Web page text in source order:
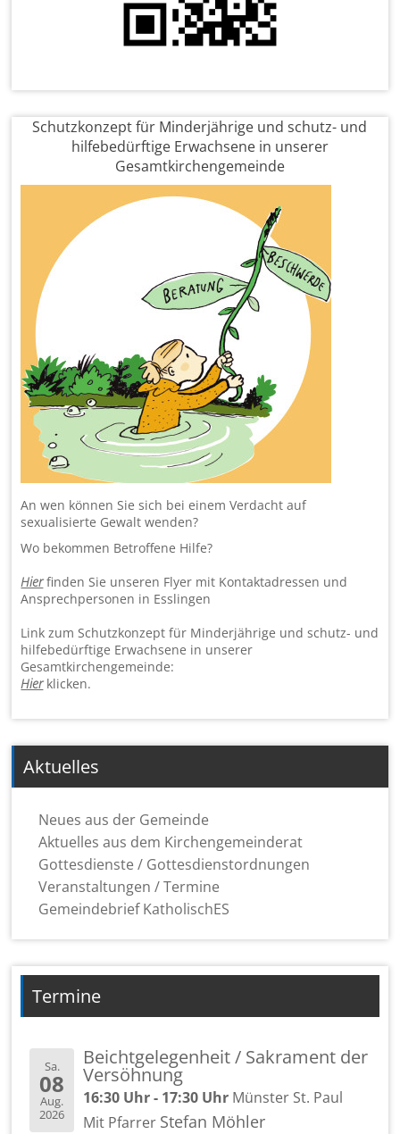
Schutzkonzept für Minderjährige und schutz- und
hilfebedürftige Erwachsene in unserer
Gesamtkirchengemeinde
An wen können Sie sich bei einem Verdacht auf
sexualisierte Gewalt wenden?
Wo bekommen Betroffene Hilfe?
Hierfinden Sie unseren Flyer mit Kontaktadressen und
Ansprechpersonen in Esslingen
Link zum Schutzkonzept für Minderjährige und schutz- und
hilfebedürftige Erwachsene in un­ser­er
Gesamtkirchengemeinde:
Hierklicken.
Aktuelles
Neues aus der Gemeinde
Aktuelles aus dem Kirchengemeinderat
Gottesdienste / Gottesdienstordnungen
Veranstaltungen / Termine
Gemeindebrief KatholischES
Termine
Sa.
08
Aug.
2026
Beichtgelegenheit / Sakrament der
Versöhnung
16:30 Uhr - 17:30 Uhr Münster St. Paul
Mit Pfarrer Stefan Möhler